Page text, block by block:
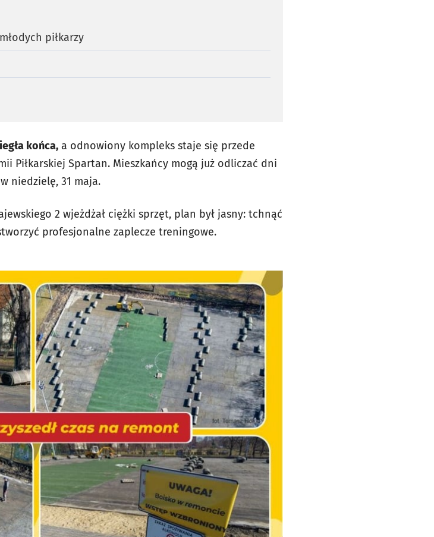
piłkarzy
końca, a odnowiony kompleks staje się przede
Piłkarskiej Spartan. Mieszkańcy mogą już odliczać dni
niedzielę, 31 maja.
2 wjeżdżał ciężki sprzęt, plan był jasny: tchnąć
profesjonalne zaplecze treningowe.